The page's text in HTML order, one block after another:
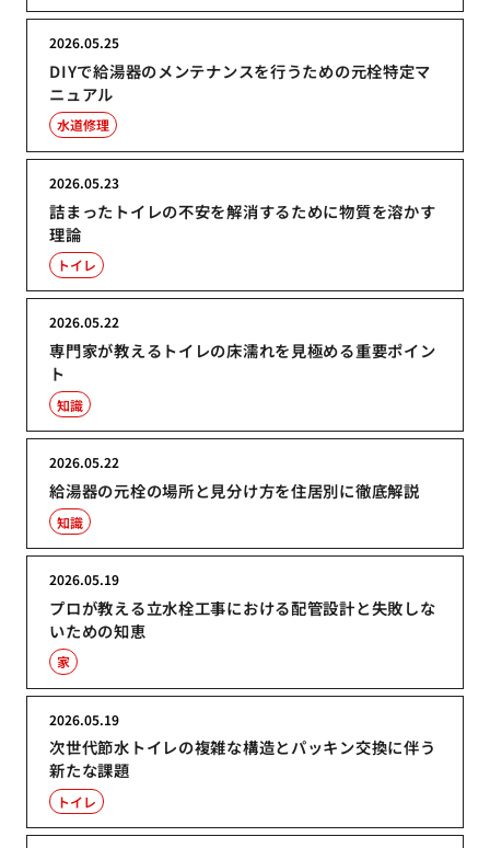
DIYで給湯器のメンテナンスを行うための元栓特定マ
ニュアル
2026.05.25
水道修理
詰まったトイレの不安を解消するために物質を溶かす
理論
2026.05.23
トイレ
専門家が教えるトイレの床濡れを見極める重要ポイン
ト
2026.05.22
知識
給湯器の元栓の場所と見分け方を住居別に徹底解説
2026.05.22
知識
プロが教える立水栓工事における配管設計と失敗しな
いための知恵
2026.05.19
家
次世代節水トイレの複雑な構造とパッキン交換に伴う
新たな課題
2026.05.19
トイレ